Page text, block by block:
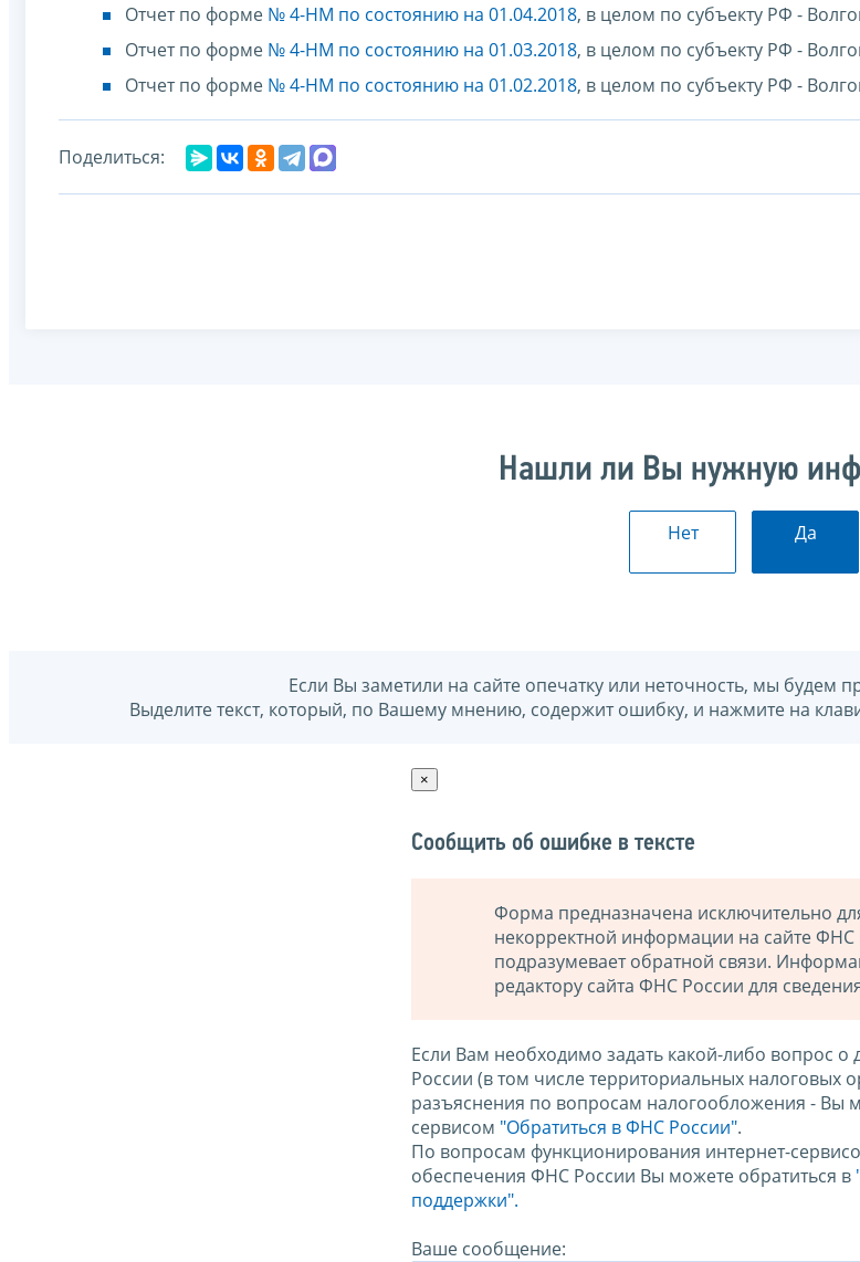
Отчет по форме № 4-НМ по состоянию на 01.04.2018, в целом по субъекту РФ -
Отчет по форме № 4-НМ по состоянию на 01.03.2018, в целом по субъекту РФ -
Отчет по форме № 4-НМ по состоянию на 01.02.2018, в целом по субъекту РФ -
Поделиться:
Нашли ли Вы нужную
Нет Да
Если Вы заметили на сайте опечатку или неточность, мы будем
Выделите текст, который, по Вашему мнению, содержит ошибку, и нажмите на
×
Сообщить об ошибке в тексте
Форма предназначена исключительно
некорректной информации на сайте ФНС
подразумевает обратной связи.
редактору сайта ФНС России для
Если Вам необходимо задать какой-либо вопрос о
России (в том числе территориальных налоговых
разъяснения по вопросам налогообложения - Вы
сервисом "Обратиться в ФНС России".
По вопросам функционирования интернет-
обеспечения ФНС России Вы можете обратиться в
поддержки".
Ваше сообщение: